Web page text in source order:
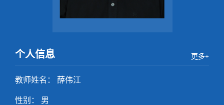
个人信息 更多+
教师姓名： 薛伟江
性别： 男